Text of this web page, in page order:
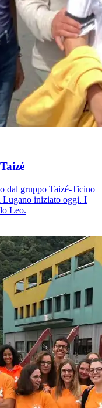
dal gruppo Taizé-Ticino
Lugano iniziato oggi. I
Leo.